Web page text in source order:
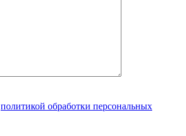
политикой обработки персональных